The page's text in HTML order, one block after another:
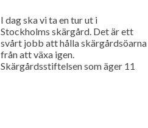
I dag ska vi ta en tur ut i
Stockholms skärgård. Det är ett
svårt jobb att hålla skärgårdsöarna
från att växa igen.
Skärgårdsstiftelsen som äger 11